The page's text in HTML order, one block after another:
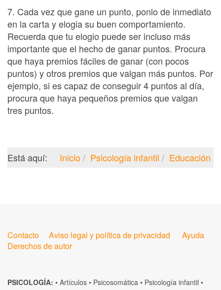
7. Cada vez que gane un punto, ponlo de inmediato
en la carta y elogia su buen comportamiento.
Recuerda que tu elogio puede ser incluso más
importante que el hecho de ganar puntos. Procura
que haya premios fáciles de ganar (con pocos
puntos) y otros premios que valgan más puntos. Por
ejemplo, si es capaz de conseguir 4 puntos al día,
procura que haya pequeños premios que valgan
tres puntos.
Está aquí: Inicio Psicología infantil Educación
Contacto Aviso legal y política de privacidad
Ayuda
Derechos de autor
PSICOLOGÍA: • Artículos • Psicosomática • Psicología infantil •